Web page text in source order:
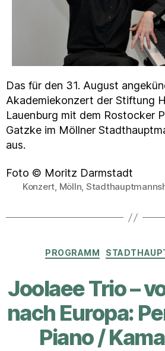
Das für den 31. August
Akademiekonzert der Stiftung
Lauenburg mit dem Rostocker
Gatzke im Möllner
aus.
Foto © Moritz Darmstadt
Schlagwörter
Konzert, Mölln,
PROGRAMM
Joolaee Trio –
nach Europa:
Piano /